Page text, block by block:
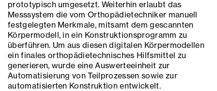
prototypisch umgesetzt. Weiterhin erlaubt das
Messsystem die vom Orthopädietechniker manuell
festgelegten Merkmale, mitsamt dem gescannten
Körpermodell, in ein Konstruktionsprogramm zu
überführen. Um aus diesen digitalen Körpermodellen
ein finales orthopädietechnisches Hilfsmittel zu
generieren, wurde eine Auswerteeinheit zur
Automatisierung von Teilprozessen sowie zur
automatisierten Konstruktion entwickelt.